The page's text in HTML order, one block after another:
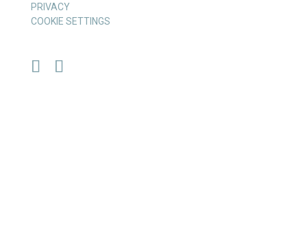
PRIVACY
COOKIE SETTINGS